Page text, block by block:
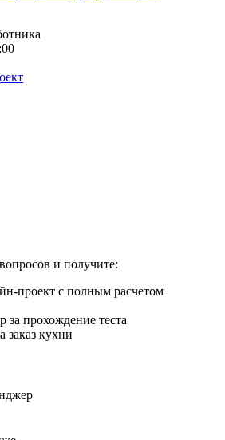
и получите:
проект с полным расчетом
за прохождение теста
заказ кухни